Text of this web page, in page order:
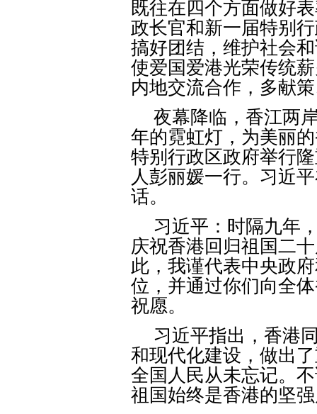
既往在四个方面做好
政长官和新一届特别
搞好团结，维护社会
使爱国爱港光荣传统
内地交流合作，多献
夜幕降临，香江两
年的霓虹灯，为美丽
特别行政区政府举行
人彭丽媛一行。习近
话。
习近平：时隔九年
庆祝香港回归祖国二
此，我谨代表中央政
位，并通过你们向全
祝愿。
习近平指出，香港
和现代化建设，做出
全国人民从未忘记。
祖国始终是香港的坚